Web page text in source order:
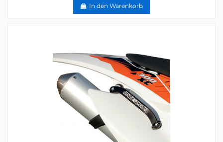
In den Warenkorb